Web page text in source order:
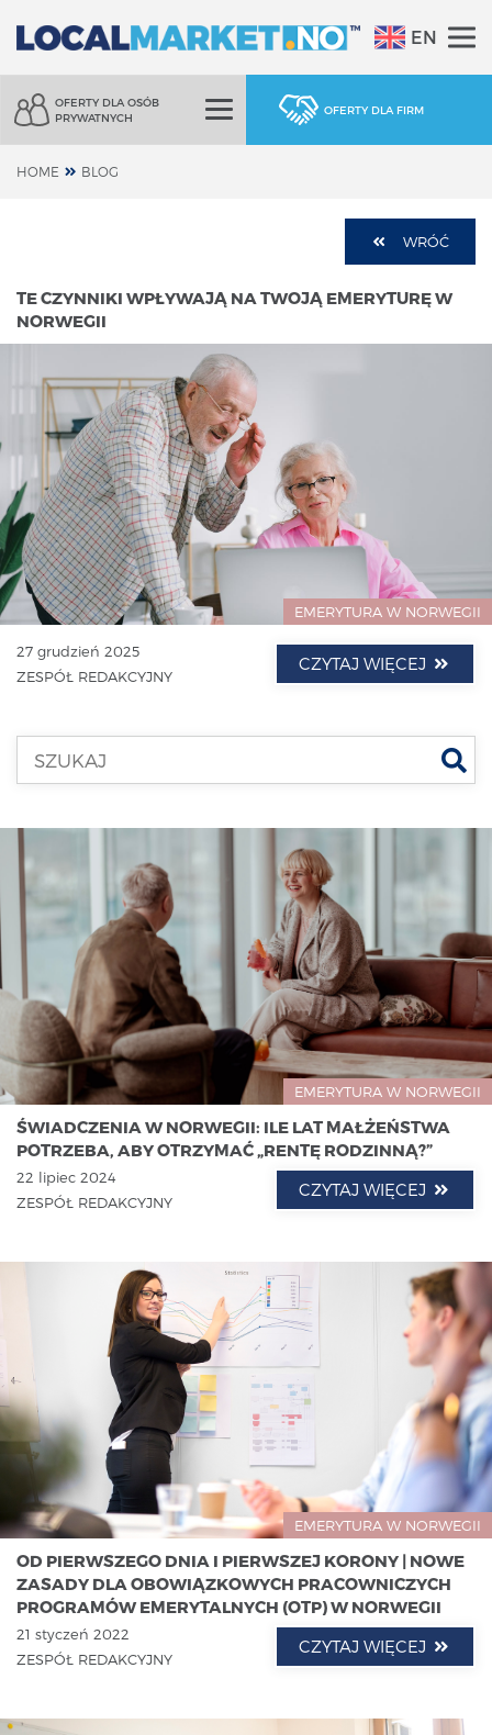
EN
OFERTY DLA OSÓB
PRYWATNYCH
OFERTY DLA FIRM
HOME BLOG
WRÓĆ
TE CZYNNIKI WPŁYWAJĄ NA TWOJĄ EMERYTURĘ W
NORWEGII
EMERYTURA W NORWEGII
27 grudzień 2025
ZESPÓŁ REDAKCYJNY
CZYTAJ WIĘCEJ
EMERYTURA W NORWEGII
ŚWIADCZENIA W NORWEGII: ILE LAT MAŁŻEŃSTWA
POTRZEBA, ABY OTRZYMAĆ „RENTĘ RODZINNĄ?”
22 lipiec 2024
ZESPÓŁ REDAKCYJNY
CZYTAJ WIĘCEJ
EMERYTURA W NORWEGII
OD PIERWSZEGO DNIA I PIERWSZEJ KORONY | NOWE
ZASADY DLA OBOWIĄZKOWYCH PRACOWNICZYCH
PROGRAMÓW EMERYTALNYCH (OTP) W NORWEGII
21 styczeń 2022
ZESPÓŁ REDAKCYJNY
CZYTAJ WIĘCEJ